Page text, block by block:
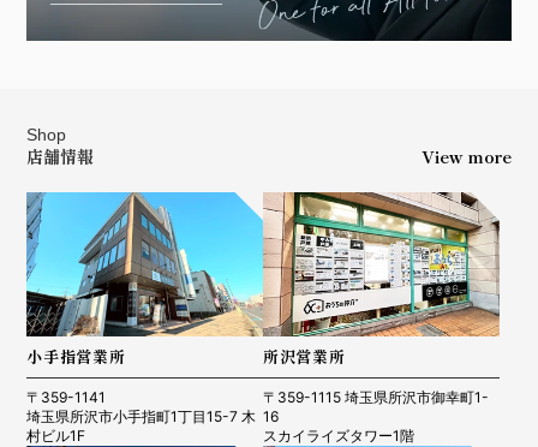
Shop
店舗情報 View more
小手指営業所
〒359-1141
埼玉県所沢市小手指町1丁目15-7 木
村ビル1F
所沢営業所
〒359-1115 埼玉県所沢市御幸町1-
16
スカイライズタワー1階